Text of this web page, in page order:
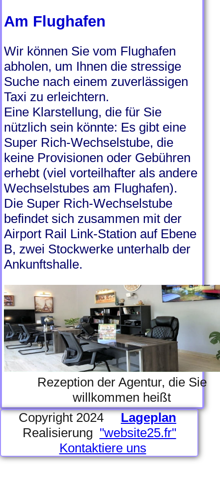
Am Flughafen
Wir können Sie vom Flughafen
abholen, um Ihnen die stressige
Suche nach einem zuverlässigen
Taxi zu erleichtern.
Eine Klarstellung, die für Sie
nützlich sein könnte: Es gibt eine
Super Rich-Wechselstube, die
keine Provisionen oder Gebühren
erhebt (viel vorteilhafter als andere
Wechselstubes am Flughafen).
Die Super Rich-Wechselstube
befindet sich zusammen mit der
Airport Rail Link-Station auf Ebene
B, zwei Stockwerke unterhalb der
Ankunftshalle.
Rezeption der Agentur, die Sie
willkommen heißt
Copyright 2024Lageplan
Realisierung "website25.fr"
Kontaktiere uns